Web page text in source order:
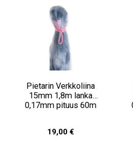
Pietarin Verkkoliina
15mm 1,8m lanka
0,17mm pituus 60m
19,00 €